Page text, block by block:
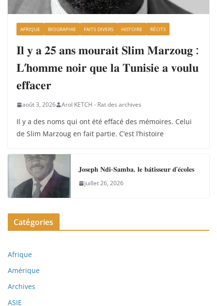
AFRIQUE BIOGRAPHIE FAITS DIVERS HISTOIRE RÉCITS
𝐈𝐥 𝐲 𝐚 𝟐𝟓 𝐚𝐧𝐬 𝐦𝐨𝐮𝐫𝐚𝐢𝐭 𝐒𝐥𝐢𝐦 𝐌𝐚𝐫𝐳𝐨𝐮𝐠 :
𝐋’𝐡𝐨𝐦𝐦𝐞 𝐧𝐨𝐢𝐫 𝐪𝐮𝐞 𝐥𝐚 𝐓𝐮𝐧𝐢𝐬𝐢𝐞 𝐚 𝐯𝐨𝐮𝐥𝐮
𝐞𝐟𝐟𝐚𝐜𝐞𝐫
août 3, 2026 Arol KETCH - Rat des archives
Il y a des noms qui ont été effacé des mémoires. Celui
de Slim Marzoug en fait partie. C’est l’histoire
𝐉𝐨𝐬𝐞𝐩𝐡 𝐍𝐝𝐢-𝐒𝐚𝐦𝐛𝐚, 𝐥𝐞 𝐛𝐚̂𝐭𝐢𝐬𝐬𝐞𝐮𝐫 𝐝’𝐞́𝐜𝐨𝐥𝐞𝐬
juillet 26, 2026
Catégories
Afrique
Amérique
Archives
ASIE